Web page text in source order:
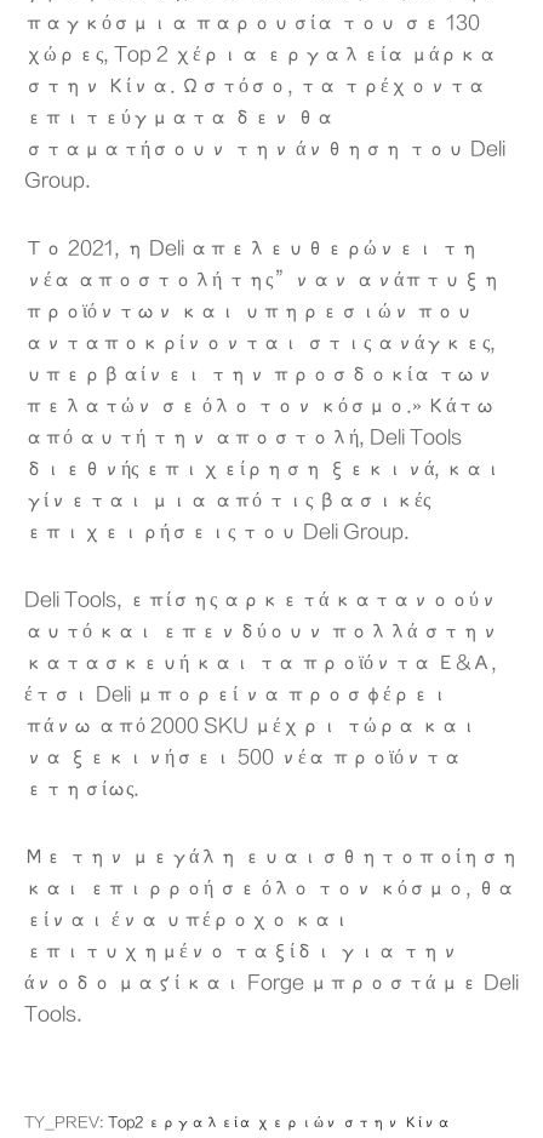
παγκόσμια παρουσία του σε 130
χώρες, Top 2 χέρια εργαλεία μάρκα
στην Κίνα. Ωστόσο, τα τρέχοντα
επιτεύγματα δεν θα
σταματήσουν την άνθηση του Deli
Group.
Το 2021, η Deli απελευθερώνει τη
νέα αποστολή της”ναν ανάπτυξη
προϊόντων και υπηρεσιών που
ανταποκρίνονται στις ανάγκες,
υπερβαίνει την προσδοκία των
πελατών σε όλο τον κόσμο.» Κάτω
από αυτή την αποστολή, Deli Tools
διεθνής επιχείρηση ξεκινά, και
γίνεται μια από τις βασικές
επιχειρήσεις του Deli Group.
Deli Tools, επίσης αρκετά κατανοούν
αυτό και επενδύουν πολλά στην
κατασκευή και τα προϊόντα Ε&Α,
έτσι Deli μπορεί να προσφέρει
πάνω από 2000 SKU μέχρι τώρα και
να ξεκινήσει 500 νέα προϊόντα
ετησίως.
Με την μεγάλη ευαισθητοποίηση
και επιρροή σε όλο τον κόσμο, θα
είναι ένα υπέροχο και
επιτυχημένο ταξίδι για την
άνοδο μαζί και Forge μπροστά με Deli
Tools.
TY_PREV: Top2 εργαλεία χεριών στην Κίνα